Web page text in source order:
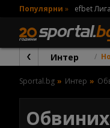
Популярни » efbet Лига
Интер
Sportal.bg Интер